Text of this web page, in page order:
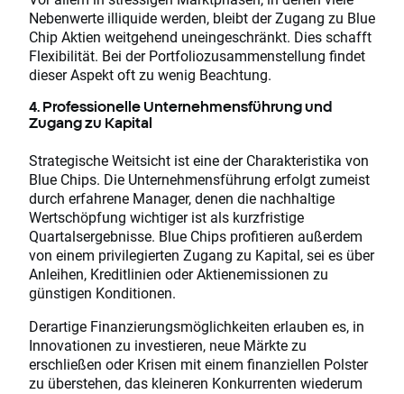
Nebenwerte illiquide werden, bleibt der Zugang zu Blue
Chip Aktien weitgehend uneingeschränkt. Dies schafft
Flexibilität. Bei der Portfoliozusammenstellung findet
dieser Aspekt oft zu wenig Beachtung.
4. Professionelle Unternehmensführung und
Zugang zu Kapital
Strategische Weitsicht ist eine der Charakteristika von
Blue Chips. Die Unternehmensführung erfolgt zumeist
durch erfahrene Manager, denen die nachhaltige
Wertschöpfung wichtiger ist als kurzfristige
Quartalsergebnisse. Blue Chips profitieren außerdem
von einem privilegierten Zugang zu Kapital, sei es über
Anleihen, Kreditlinien oder Aktienemissionen zu
günstigen Konditionen.
Derartige Finanzierungsmöglichkeiten erlauben es, in
Innovationen zu investieren, neue Märkte zu
erschließen oder Krisen mit einem finanziellen Polster
zu überstehen, das kleineren Konkurrenten wiederum